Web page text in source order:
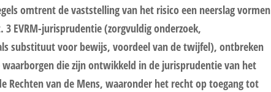
omtrent de vaststelling van het risico een neerslag vormen
3 EVRM-jurisprudentie (zorgvuldig onderzoek,
substituut voor bewijs, voordeel van de twijfel), ontbreken
die zijn ontwikkeld in de jurisprudentie van het
Rechten van de Mens, waaronder het recht op toegang tot